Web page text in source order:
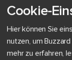
Wir freuen uns,
Ihrer Schule zu
Cookie-
Hier können Sie
nutzen, um
mehr zu erfahren,